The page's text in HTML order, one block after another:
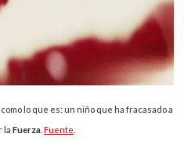
lo que es: un niño que ha fracasado a
la Fuerza. Fuente